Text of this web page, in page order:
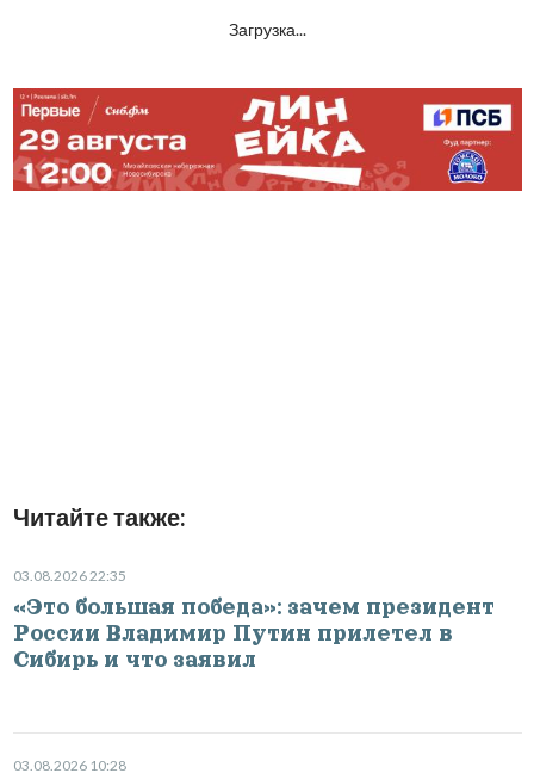
Загрузка...
Читайте также:
03.08.2026 22:35
«Это большая победа»: зачем президент
России Владимир Путин прилетел в
Сибирь и что заявил
03.08.2026 10:28